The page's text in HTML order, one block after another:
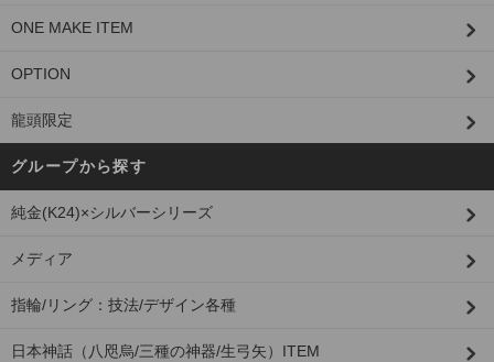
ONE MAKE ITEM
OPTION
龍頭限定
グループから探す
純金(K24)×シルバーシリーズ
メディア
指輪/リング：技法/デザイン各種
日本神話（八咫烏/三種の神器/生弓矢）ITEM